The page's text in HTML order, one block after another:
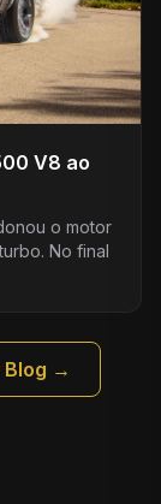
V8 ao
o motor
No final
Blog →